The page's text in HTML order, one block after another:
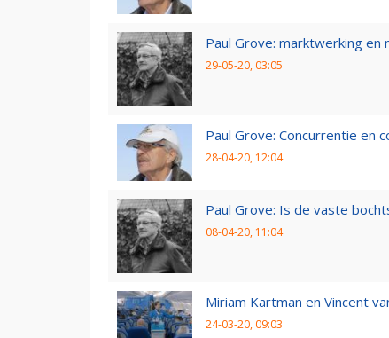
Paul Grove: marktwerking en
29-05-20, 03:05
Paul Grove: Concurrentie en
28-04-20, 12:04
Paul Grove: Is de vaste
08-04-20, 11:04
Miriam Kartman en Vincent
24-03-20, 09:03